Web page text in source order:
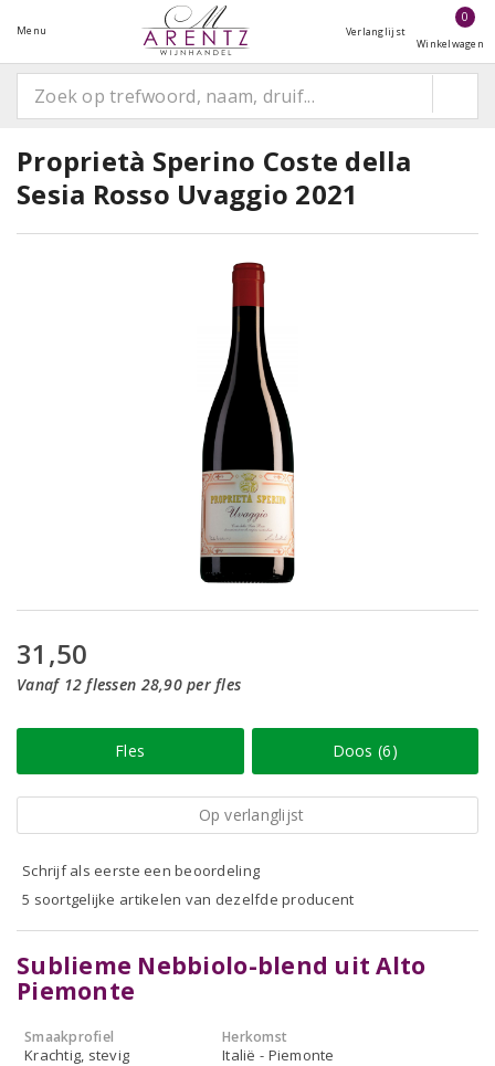
Menu Verlanglijst
0
Winkelwagen
Proprietà Sperino Coste della
Sesia Rosso Uvaggio 2021
31,50
Vanaf 12 flessen 28,90 per fles
Fles Doos (6)
Op verlanglijst
Schrijf als eerste een beoordeling
5 soortgelijke artikelen van dezelfde producent
Sublieme Nebbiolo-blend uit Alto
Piemonte
Smaakprofiel
Krachtig, stevig
Herkomst
Italië - Piemonte